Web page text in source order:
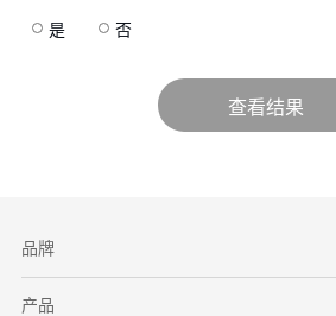
是 否
品牌
产品